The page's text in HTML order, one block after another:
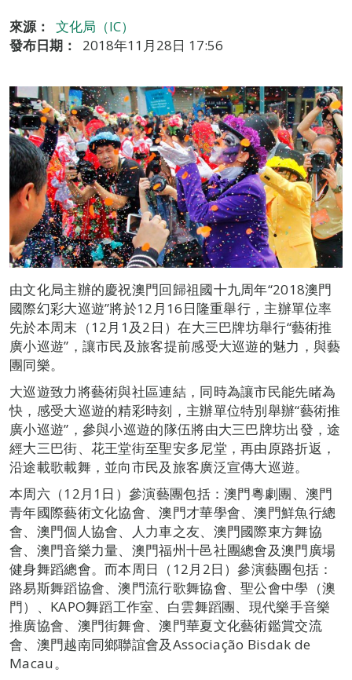
來源：
文化局（IC）
發布日期：
2018年11月28日 17:56
由文化局主辦的慶祝澳門回歸祖國十九周年“2018澳門
國際幻彩大巡遊”將於12月16日隆重舉行，主辦單位率
先於本周末（12月1及2日）在大三巴牌坊舉行“藝術推
廣小巡遊”，讓市民及旅客提前感受大巡遊的魅力，與藝
團同樂。
大巡遊致力將藝術與社區連結，同時為讓市民能先睹為
快，感受大巡遊的精彩時刻，主辦單位特別舉辦“藝術推
廣小巡遊”，參與小巡遊的隊伍將由大三巴牌坊出發，途
經大三巴街、花王堂街至聖安多尼堂，再由原路折返，
沿途載歌載舞，並向市民及旅客廣泛宣傳大巡遊。
本周六（12月1日）參演藝團包括：澳門粵劇團、澳門
青年國際藝術文化協會、澳門才華學會、澳門鮮魚行總
會、澳門個人協會、人力車之友、澳門國際東方舞協
會、澳門音樂力量、澳門福州十邑社團總會及澳門廣場
健身舞蹈總會。而本周日（12月2日）參演藝團包括：
路易斯舞蹈協會、澳門流行歌舞協會、聖公會中學（澳
門）、KAPO舞蹈工作室、白雲舞蹈團、現代樂手音樂
推廣協會、澳門街舞會、澳門華夏文化藝術鑑賞交流
會、澳門越南同鄉聯誼會及Associação Bisdak de
Macau。